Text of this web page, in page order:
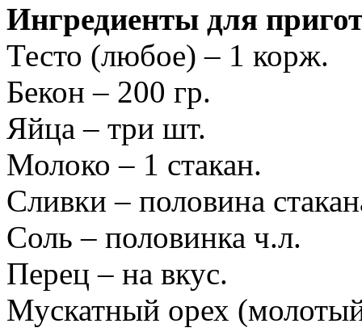
Ингредиенты для
Тесто (любое) – 1 корж.
Бекон – 200 гр.
Яйца – три шт.
Молоко – 1 стакан.
Сливки – половина
Соль – половинка ч.л.
Перец – на вкус.
Мускатный орех